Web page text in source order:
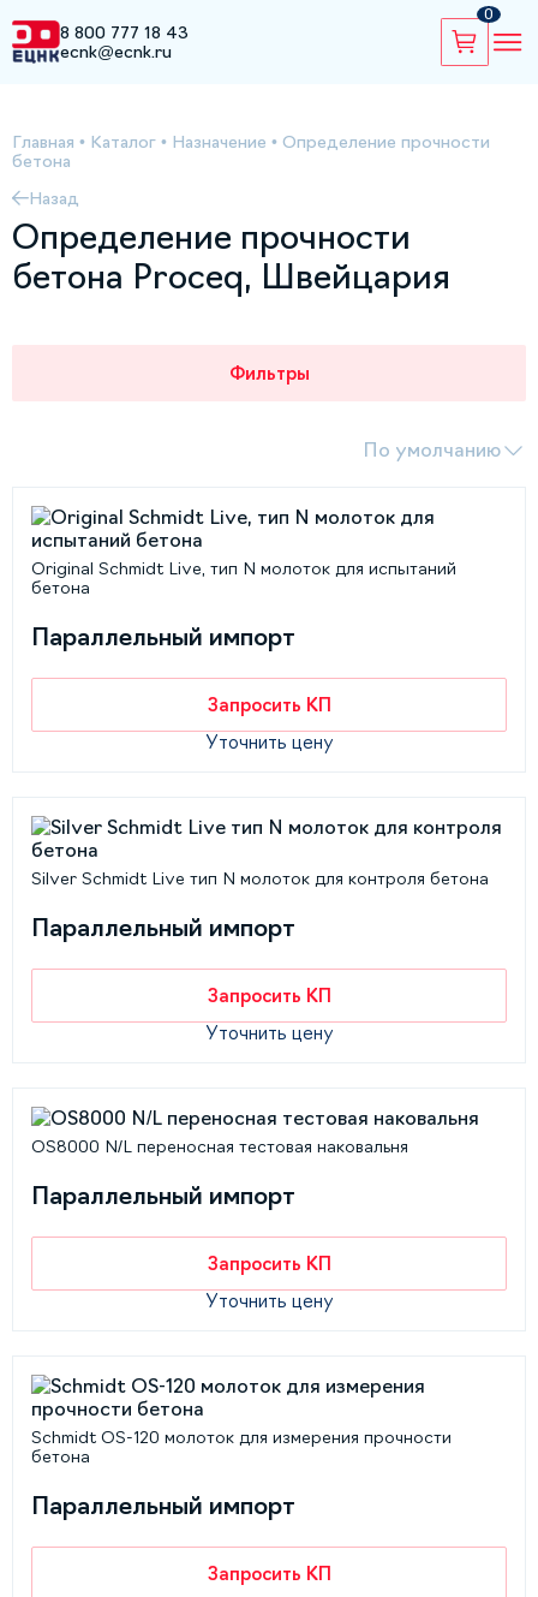
8 800 777 18 43
ecnk@ecnk.ru
0
Главная • Каталог • Назначение • Определение прочности
бетона
Назад
Определение прочности
бетона Proceq, Швейцария
Фильтры
По умолчанию
Original Schmidt Live, тип N молоток для испытаний
бетона
Параллельный импорт
Запросить КП
Уточнить цену
Silver Schmidt Live тип N молоток для контроля бетона
Параллельный импорт
Запросить КП
Уточнить цену
OS8000 N/L переносная тестовая наковальня
Параллельный импорт
Запросить КП
Уточнить цену
Schmidt OS-120 молоток для измерения прочности
бетона
Параллельный импорт
Запросить КП